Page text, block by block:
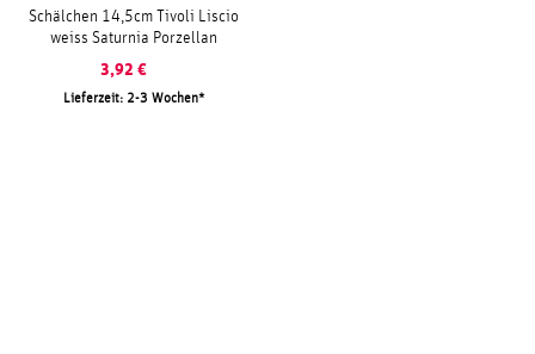
Schälchen 14,5cm Tivoli Liscio
weiss Saturnia Porzellan
3,92 €
Lieferzeit: 2-3 Wochen